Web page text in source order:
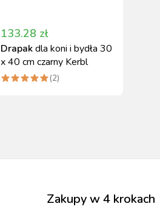
133.28 zł
Drapakdla koni i bydła 30
x 40 cm czarny Kerbl
(2)
Zakupy w 4 krokach